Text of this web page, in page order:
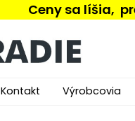
Ceny sa líšia,
Kontakt Výrobcovia